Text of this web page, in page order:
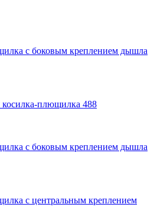
с боковым креплением дышла
косилка-плющилка 488
с боковым креплением дышла
с центральным креплением